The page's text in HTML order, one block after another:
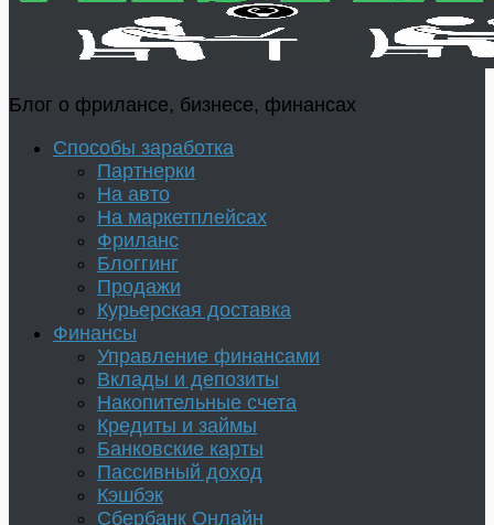
Блог о фрилансе, бизнесе, финансах
Способы заработка
Партнерки
На авто
На маркетплейсах
Фриланс
Блоггинг
Продажи
Курьерская доставка
Финансы
Управление финансами
Вклады и депозиты
Накопительные счета
Кредиты и займы
Банковские карты
Пассивный доход
Кэшбэк
Сбербанк Онлайн